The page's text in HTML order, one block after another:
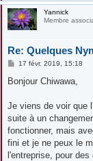
Yannick
Membre
Re: Quelques
M
s
g
17 févr. 2019, 15:18
Bonjour Chiwawa,
Je viens de voir que
suite à un
fonctionner, mais
fini et je ne peux le
l'entreprise, pour